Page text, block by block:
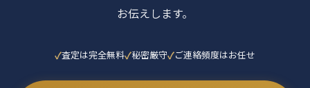
お伝えします。
査定は完全無料 秘密厳守 ご連絡頻度はお任せ